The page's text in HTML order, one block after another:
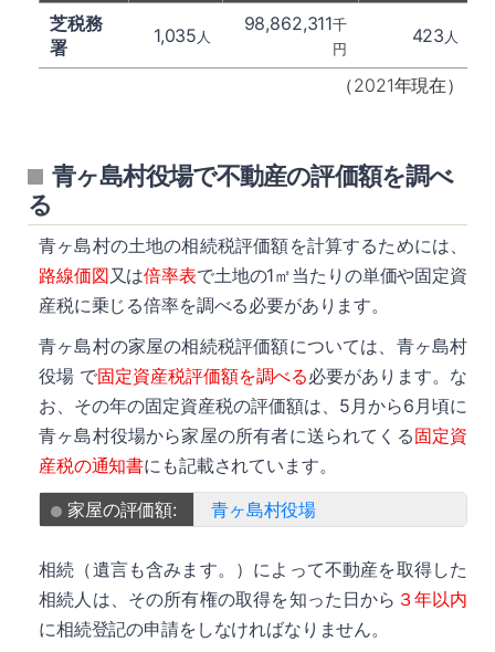
（2021年現在）
芝税務
署
1,035 人
98,862,311千
円
423 人
青ヶ島村役場で不動産の評価額を調べ
る
青ヶ島村の土地の相続税評価額を計算するためには、
路線価図又は倍率表で土地の1㎡当たりの単価や固定資
産税に乗じる倍率を調べる必要があります。
青ヶ島村の家屋の相続税評価額については、青ヶ島村
役場 で固定資産税評価額を調べる必要があります。な
お、その年の固定資産税の評価額は、5月から6月頃に
青ヶ島村役場から家屋の所有者に送られてくる固定資
産税の通知書にも記載されています。
家屋の評価額:
青ヶ島村役場
相続（遺言も含みます。）によって不動産を取得した
相続人は、その所有権の取得を知った日から ３年以内
に相続登記の申請をしなければなりません。